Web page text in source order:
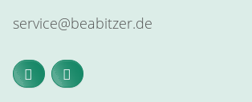
service@beabitzer.de